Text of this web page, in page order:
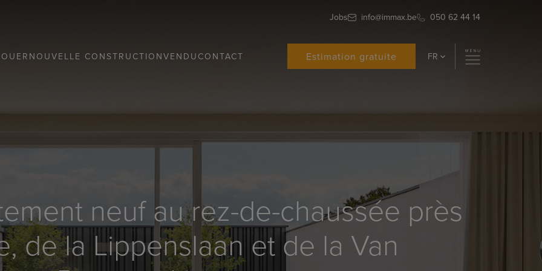
Jobs info@immax.be 050 62 44 14
NOUVELLE CONSTRUCTIONVENDU CONTACT Estimation gratuite FR
neuf au rez-de-chaussée près
de la Lippenslaan et de la Van